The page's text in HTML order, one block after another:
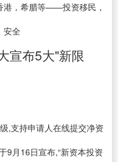
港，希腊等——投资移民，
安全
宣布5大"新限
,支持申请人在线提交净资
9月16日宣布,“新资本投资